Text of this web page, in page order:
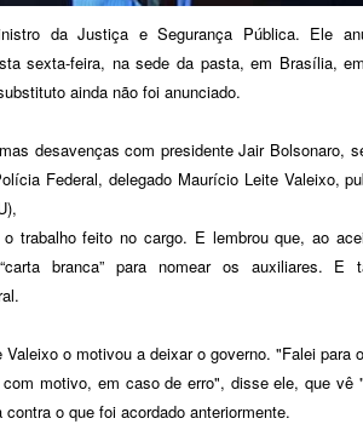
da Justiça e Segurança Pública. Ele
sexta-feira, na sede da pasta, em Brasília,
ainda não foi anunciado.
desavenças com presidente Jair Bolsonaro,
Federal, delegado Maurício Leite Valeixo,
trabalho feito no cargo. E lembrou que, ao
branca” para nomear os auxiliares. E
o motivou a deixar o governo. "Falei para
motivo, em caso de erro", disse ele, que vê
o que foi acordado anteriormente.